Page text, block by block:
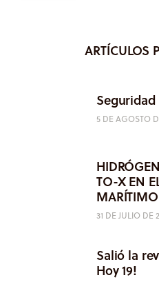
ARTÍCULOS
5 DE AGOSTO
TO-X EN
MARÍTIMO
31 DE JULIO DE
Salió la
Hoy 19!